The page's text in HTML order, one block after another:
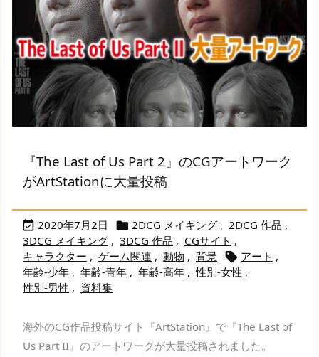
『The Last of Us Part 2』のCGアートワーク
がArtStationに大量投稿
 2020年7月2日  2DCG メイキング , 2DCG 作品 ,
3DCG メイキング , 3DCG 作品 , CGサイト ,
キャラクター , ゲーム関連 , 動物 , 背景  アート ,
年齢-少年 , 年齢-青年 , 年齢-高年 , 性別-女性 ,
性別-男性 , 資料集
海外のCG作品投稿サイト『ArtStation』で『The Last of
Us Part II』のアートワークが大量投稿されました。